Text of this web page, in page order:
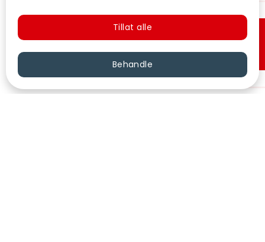
Tillat alle
Behandle Hurtigkjøp